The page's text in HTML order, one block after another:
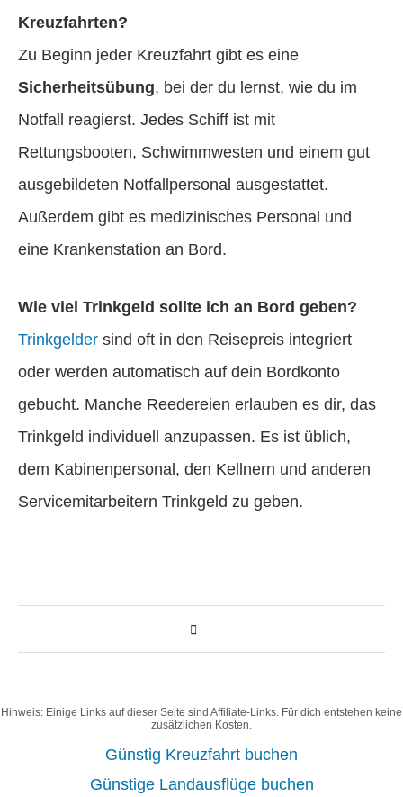
Kreuzfahrten?
Zu Beginn jeder Kreuzfahrt gibt es eine
Sicherheitsübung, bei der du lernst, wie du im
Notfall reagierst. Jedes Schiff ist mit
Rettungsbooten, Schwimmwesten und einem gut
ausgebildeten Notfallpersonal ausgestattet.
Außerdem gibt es medizinisches Personal und
eine Krankenstation an Bord.
Wie viel Trinkgeld sollte ich an Bord geben?
Trinkgelder sind oft in den Reisepreis integriert
oder werden automatisch auf dein Bordkonto
gebucht. Manche Reedereien erlauben es dir, das
Trinkgeld individuell anzupassen. Es ist üblich,
dem Kabinenpersonal, den Kellnern und anderen
Servicemitarbeitern Trinkgeld zu geben.
Hinweis: Einige Links auf dieser Seite sind Affiliate-Links. Für dich entstehen keine
zusätzlichen Kosten.
Günstig Kreuzfahrt buchen
Günstige Landausflüge buchen